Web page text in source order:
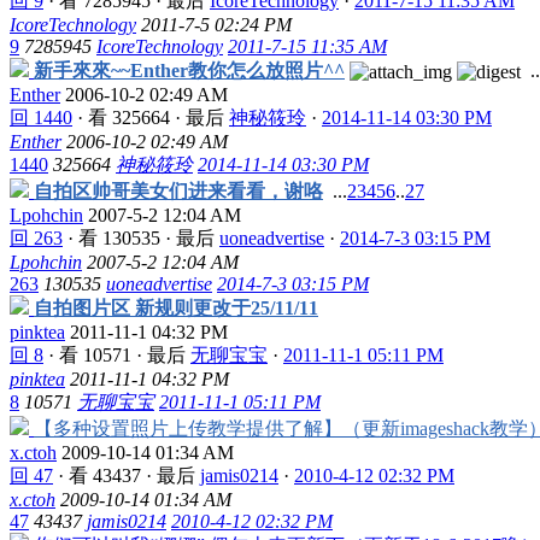
IcoreTechnology 2011-7-5 02:24 PM
9 7285945 IcoreTechnology 2011-7-15 11:35 AM
新手來來~~Enther教你怎么放照片^^
Enther 2006-10-2 02:49 AM
回 1440 · 看 325664 · 最后 神秘筱玲 · 2014-11-14 03:30 PM
Enther 2006-10-2 02:49 AM
1440 325664 神秘筱玲 2014-11-14 03:30 PM
自拍区帅哥美女们进来看看，谢咯 ...23456..27
Lpohchin 2007-5-2 12:04 AM
回 263 · 看 130535 · 最后 uoneadvertise · 2014-7-3 03:15 PM
Lpohchin 2007-5-2 12:04 AM
263 130535 uoneadvertise 2014-7-3 03:15 PM
自拍图片区 新规则更改于25/11/11
pinktea 2011-11-1 04:32 PM
回 8 · 看 10571 · 最后 无聊宝宝 · 2011-11-1 05:11 PM
pinktea 2011-11-1 04:32 PM
8 10571 无聊宝宝 2011-11-1 05:11 PM
【多种设置照片上传教学提供了解】（更新imageshack教学）
x.ctoh 2009-10-14 01:34 AM
回 47 · 看 43437 · 最后 jamis0214 · 2010-4-12 02:32 PM
x.ctoh 2009-10-14 01:34 AM
47 43437 jamis0214 2010-4-12 02:32 PM